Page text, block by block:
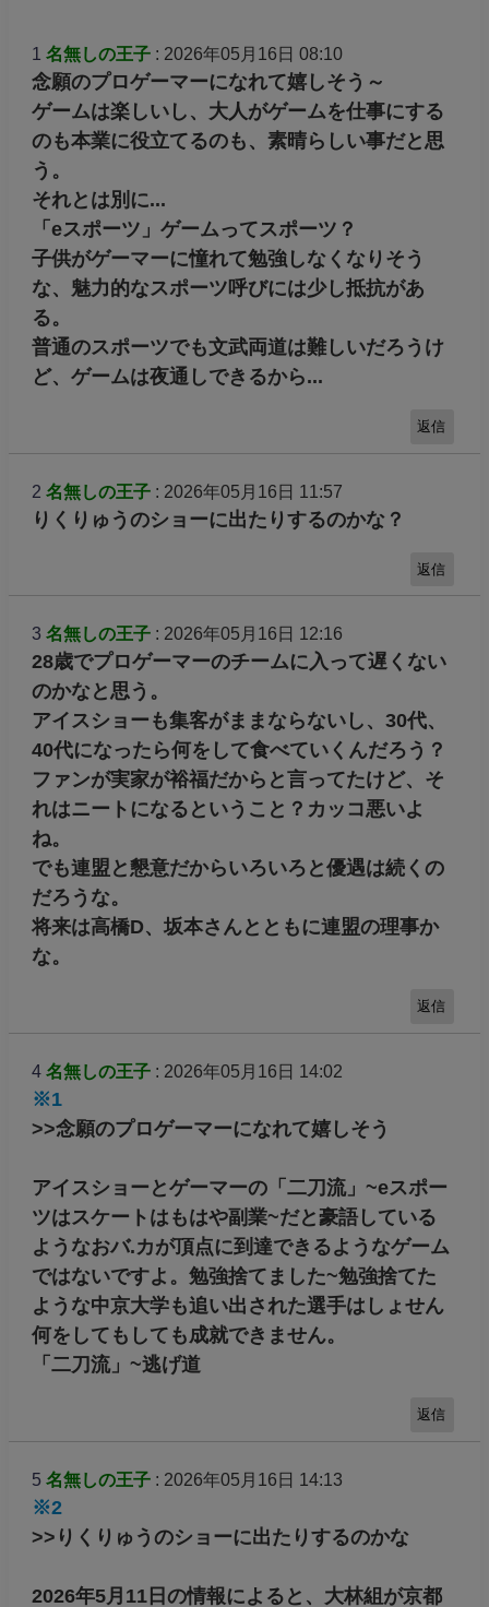
ラファー・小西啓睦が写真展の軌跡を語ります。
配信期間：5/15(金)12時～6/15(月)12時 チケット
購
コメント一覧
1 名無しの王子 : 2026年05月16日 08:10
念願のプロゲーマーになれて嬉しそう～
ゲームは楽しいし、大人がゲームを仕事にする
のも本業に役立てるのも、素晴らしい事だと思
う。
それとは別に...
「eスポーツ」ゲームってスポーツ？
子供がゲーマーに憧れて勉強しなくなりそう
な、魅力的なスポーツ呼びには少し抵抗があ
る。
普通のスポーツでも文武両道は難しいだろうけ
ど、ゲームは夜通しできるから...
2 名無しの王子 : 2026年05月16日 11:57
りくりゅうのショーに出たりするのかな？
3 名無しの王子 : 2026年05月16日 12:16
28歳でプロゲーマーのチームに入って遅くない
のかなと思う。
アイスショーも集客がままならないし、30代、
40代になったら何をして食べていくんだろう？
ファンが実家が裕福だからと言ってたけど、そ
れはニートになるということ？カッコ悪いよ
ね。
でも連盟と懇意だからいろいろと優遇は続くの
だろうな。
将来は高橋D、坂本さんとともに連盟の理事か
な。
返信
4 名無しの王子 : 2026年05月16日 14:02
※1
アイスショーとゲーマーの「二刀流」~eスポー
ツはスケートはもはや副業~だと豪語している
ようなおバ.カが頂点に到達できるようなゲーム
ではないですよ。勉強捨てました~勉強捨てた
ような中京大学も追い出された選手はしょせん